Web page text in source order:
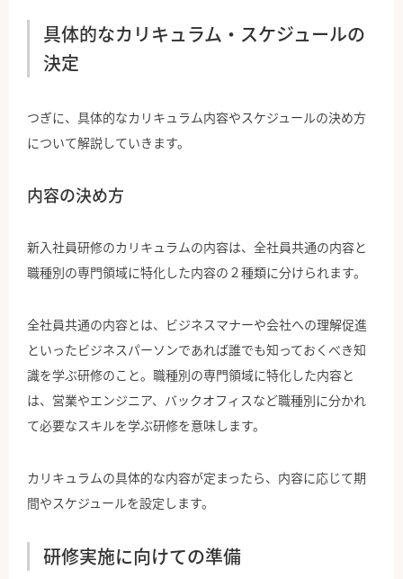
具体的なカリキュラム・スケジュールの
決定
つぎに、具体的なカリキュラム内容やスケジュールの決め方
について解説していきます。
内容の決め方
新入社員研修のカリキュラムの内容は、全社員共通の内容と
職種別の専門領域に特化した内容の２種類に分けられます。
全社員共通の内容とは、ビジネスマナーや会社への理解促進
といったビジネスパーソンであれば誰でも知っておくべき知
識を学ぶ研修のこと。職種別の専門領域に特化した内容と
は、営業やエンジニア、バックオフィスなど職種別に分かれ
て必要なスキルを学ぶ研修を意味します。
カリキュラムの具体的な内容が定まったら、内容に応じて期
間やスケジュールを設定します。
研修実施に向けての準備